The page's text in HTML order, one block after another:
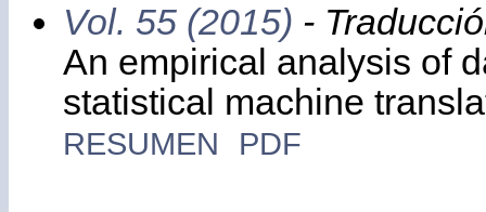
Vol. 55 (2015) -
An empirical analysis of
statistical machine
RESUMEN PDF